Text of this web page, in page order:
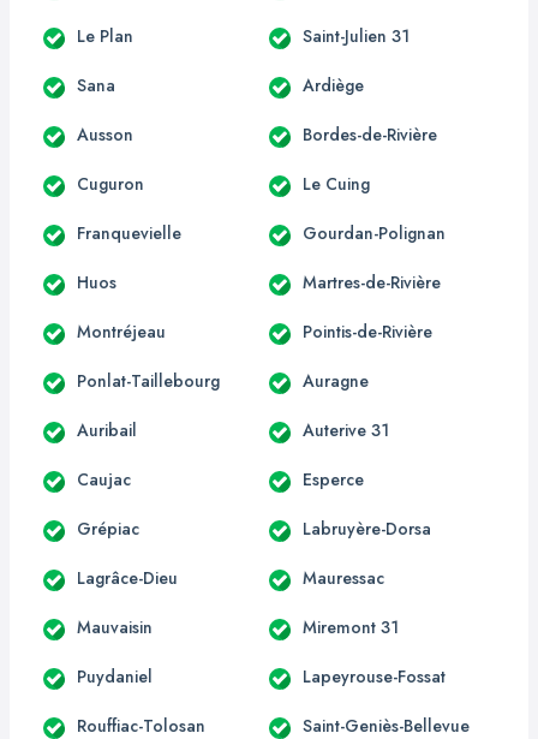
Le Plan Saint-Julien 31
Sana Ardiège
Ausson Bordes-de-Rivière
Cuguron Le Cuing
Franquevielle Gourdan-Polignan
Huos Martres-de-Rivière
Montréjeau Pointis-de-Rivière
Ponlat-Taillebourg Auragne
Auribail Auterive 31
Caujac Esperce
Grépiac Labruyère-Dorsa
Lagrâce-Dieu Mauressac
Mauvaisin Miremont 31
Puydaniel Lapeyrouse-Fossat
Rouffiac-Tolosan Saint-Geniès-Bellevue